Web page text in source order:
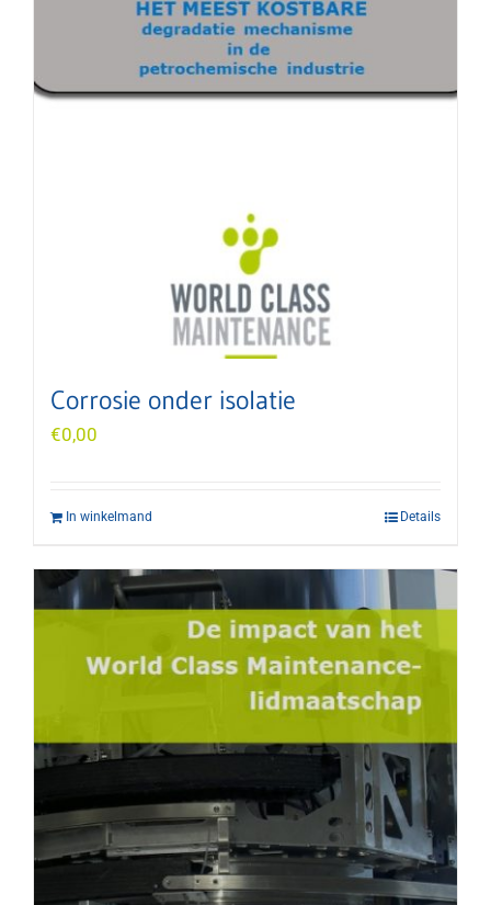
Corrosie onder isolatie
€0,00
In winkelmand Details